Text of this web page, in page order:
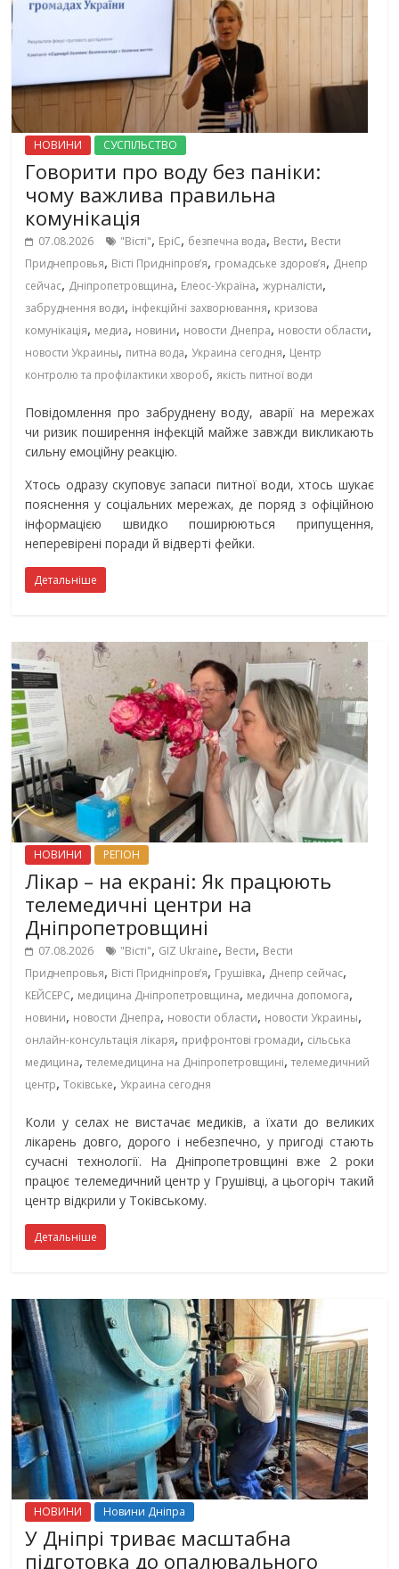
НОВИНИ СУСПІЛЬСТВО
Говорити про воду без паніки:
чому важлива правильна
комунікація
07.08.2026 "Вісті", EpiC, безпечна вода, Вести, Вести
Приднепровья, Вісті Придніпровʼя, громадське здоров’я, Днепр
сейчас, Дніпропетровщина, Елеос-Україна,журналісти,
забруднення води, інфекційні захворювання, кризова
комунікація, медиа, новини, новости Днепра, новости области,
новости Украины, питна вода, Украина сегодня, Центр
контролю та профілактики хвороб, якість питної води
Повідомлення про забруднену воду, аварії на мережах
чи ризик поширення інфекцій майже завжди викликають
сильну емоційну реакцію.
Хтось одразу скуповує запаси питної води, хтось шукає
пояснення у соціальних мережах, де поряд з офіційною
інформацією швидко поширюються припущення,
неперевірені поради й відверті фейки.
Детальніше
НОВИНИ РЕГІОН
Лікар – на екрані: Як працюють
телемедичні центри на
Дніпропетровщині
07.08.2026 "Вісті", GIZ Ukraine, Вести, Вести
Приднепровья, Вісті Придніпровʼя, Грушівка, Днепр сейчас,
КЕЙСЕРС, медицина Дніпропетровщина, медична допомога,
новини, новости Днепра, новости области, новости Украины,
онлайн-консультація лікаря, прифронтові громади, сільська
медицина,телемедицина на Дніпропетровщині,телемедичний
центр,Токівське, Украина сегодня
Коли у селах не вистачає медиків, а їхати до великих
лікарень довго, дорого і небезпечно, у пригоді стають
сучасні технології. На Дніпропетровщині вже 2 роки
працює телемедичний центр у Грушівці, а цьогоріч такий
центр відкрили у Токівському.
Детальніше
НОВИНИ Новини Дніпра
У Дніпрі триває масштабна
підготовка до опалювального